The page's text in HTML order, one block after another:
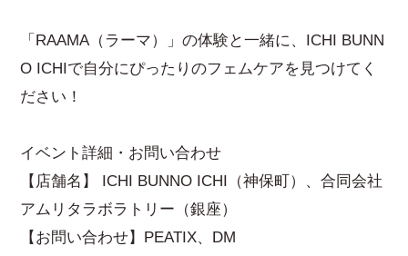
「RAAMA（ラーマ）」の体験と一緒に、ICHI BUNN
O ICHIで自分にぴったりのフェムケアを見つけてく
ださい！
イベント詳細・お問い合わせ
【店舗名】 ICHI BUNNO ICHI（神保町）、合同会社
アムリタラボラトリー（銀座）
【お問い合わせ】PEATIX、DM